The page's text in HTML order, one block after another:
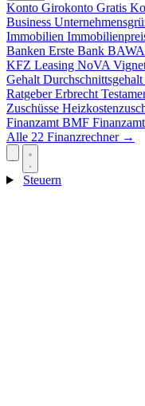
Konto Girokonto Gratis
Business
Immobilien
Banken Erste Bank
KFZ Leasing NoVA
Gehalt Durchschnittsgehalt
RatgeberErbrecht
Zuschüsse
Finanzamt BMF
Alle 22 Finanzrechner →
Steuern